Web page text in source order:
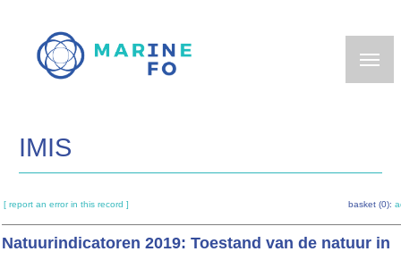
main
IMIS
[ report an error in this record ] basket (0):
Natuurindicatoren 2019: Toestand van de natuur in